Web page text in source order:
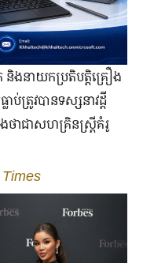
នាយកប្រតិបត្តិគ្រឿង
ត្រូវ​បាន​ទស្សនាវដ្ដី​
ា​ជា​សហគ្រិន​ស្ត្រី​គំរូ